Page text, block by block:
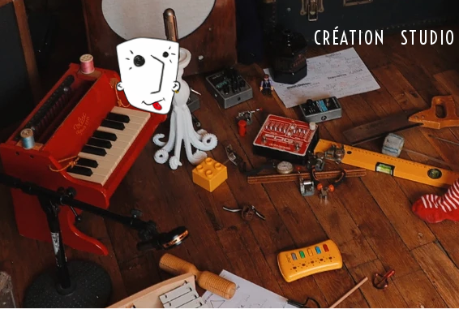
CRÉATION STUDIO